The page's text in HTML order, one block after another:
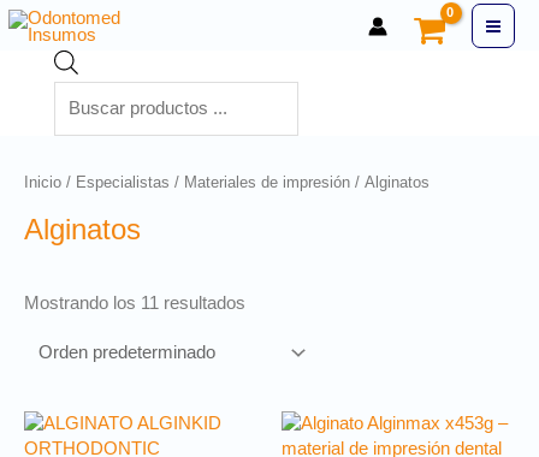
contenido
Main
de
productos
Inicio / Especialistas / Materiales de impresión / Alginatos
Alginatos
Mostrando los 11 resultados